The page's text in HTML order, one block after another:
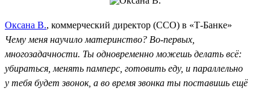
Оксана В., коммерческий директор (CCO) в «Т-Банке»
Чему меня научило материнство? Во-первых,
многозадачности. Ты одновременно можешь делать всё:
убираться, менять памперс, готовить еду, и параллельно
у тебя будет звонок, а во время звонка ты поставишь ещё